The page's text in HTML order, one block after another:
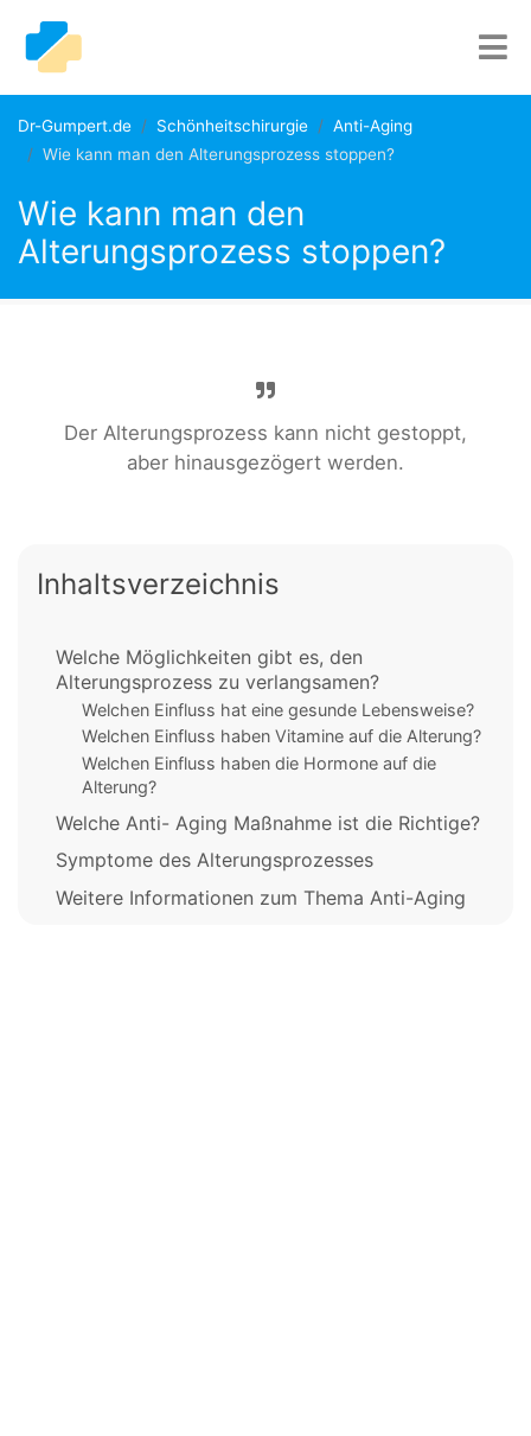
Dr-Gumpert.de Schönheitschirurgie
Anti-Aging
Wie kann man den Alterungsprozess stoppen?
Wie kann man den
Alterungsprozess stoppen?
Der Alterungsprozess kann nicht gestoppt,
aber hinausgezögert werden.
Inhaltsverzeichnis
Welche Möglichkeiten gibt es, den
Alterungsprozess zu verlangsamen?
Welchen Einfluss hat eine gesunde Lebensweise?
Welchen Einfluss haben Vitamine auf die Alterung?
Welchen Einfluss haben die Hormone auf die
Alterung?
Welche Anti- Aging Maßnahme ist die Richtige?
Symptome des Alterungsprozesses
Weitere Informationen zum Thema Anti-Aging